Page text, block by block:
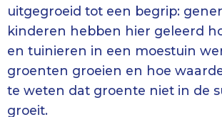
uitgegroeid tot een begrip:
kinderen hebben hier geleerd
en tuinieren in een moestuin
groenten groeien en hoe
te weten dat groente niet in de
groeit.